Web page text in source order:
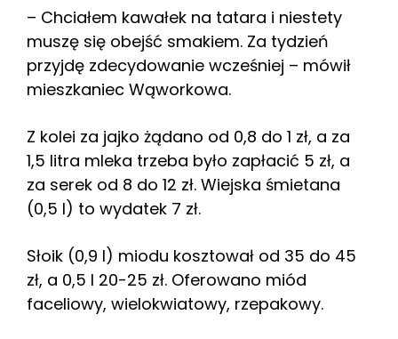
– Chciałem kawałek na tatara i niestety
muszę się obejść smakiem. Za tydzień
przyjdę zdecydowanie wcześniej – mówił
mieszkaniec Wąworkowa.
Z kolei za jajko żądano od 0,8 do 1 zł, a za
1,5 litra mleka trzeba było zapłacić 5 zł, a
za serek od 8 do 12 zł. Wiejska śmietana
(0,5 l) to wydatek 7 zł.
Słoik (0,9 l) miodu kosztował od 35 do 45
zł, a 0,5 l 20-25 zł. Oferowano miód
faceliowy, wielokwiatowy, rzepakowy.